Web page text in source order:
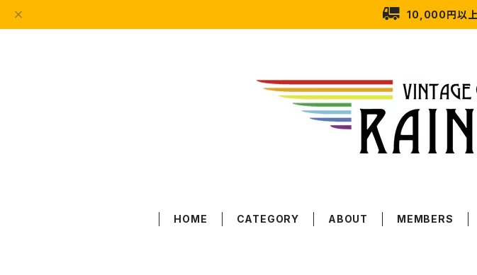
10,000円以上
HOME CATEGORY ABOUT MEMBERS